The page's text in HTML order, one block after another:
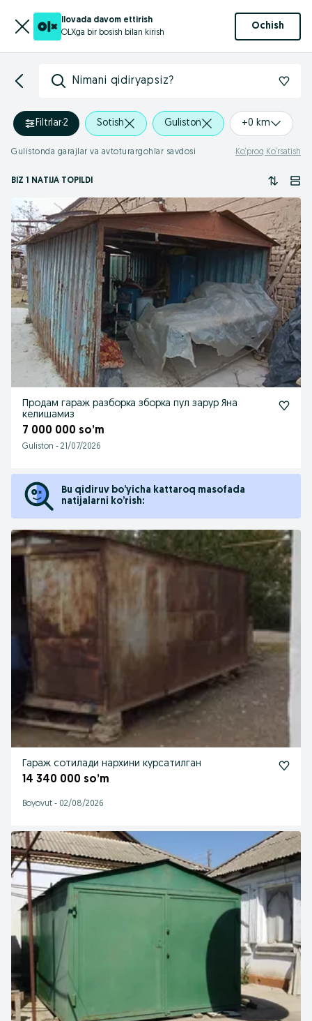
Ilovada davom ettirish
OLXga bir bosish bilan kirish
Ochish
Nimani qidiryapsiz?
Filtrlar·2 Sotish Guliston +0 km
Gulistonda garajlar va avtoturargohlar savdosi Ko‘proq Ko‘rsatish
BIZ 1 NATIJA TOPILDI
Продам гараж разборка зборка пул зарур Яна
келишамиз
7 000 000 so’m
Guliston - 21/07/2026
Bu qidiruv bo’yicha kattaroq masofada
natijalarni ko’rish:
Гараж сотилади нархини курсатилган
14 340 000 so’m
Boyovut - 02/08/2026